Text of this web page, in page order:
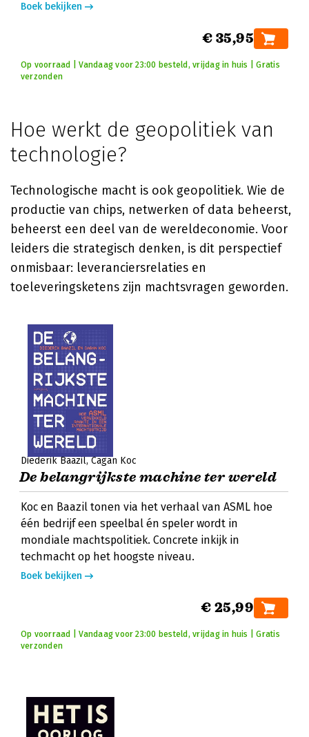
Boek bekijken
€ 35,95
Op voorraad | Vandaag voor 23:00 besteld, vrijdag in huis | Gratis
verzonden
Hoe werkt de geopolitiek van
technologie?
Technologische macht is ook geopolitiek. Wie de
productie van chips, netwerken of data beheerst,
beheerst een deel van de wereldeconomie. Voor
leiders die strategisch denken, is dit perspectief
onmisbaar: leveranciersrelaties en
toeleveringsketens zijn machtsvragen geworden.
Diederik Baazil Cagan Koc
De belangrijkste machine ter wereld
Koc en Baazil tonen via het verhaal van ASML hoe
één bedrijf een speelbal én speler wordt in
mondiale machtspolitiek. Concrete inkijk in
techmacht op het hoogste niveau.
Boek bekijken
€ 25,99
Op voorraad | Vandaag voor 23:00 besteld, vrijdag in huis | Gratis
verzonden